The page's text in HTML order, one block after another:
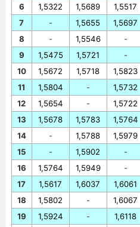
6
7
8
9
10
11
12
13
14
15
16
17
18
19
1,5322
-
-
1,5475
1,5672
1,5804
1,5654
1,5678
-
-
1,5764
1,5617
1,5802
1,5924
1,5689
1,5655
1,5546
1,5721
1,5718
-
-
1,5783
1,5788
1,5902
1,5949
1,6037
-
-
1,5517
1,5697
-
-
1,5823
1,5732
1,5722
1,5764
1,5979
-
-
1,6061
1,6067
1,6118